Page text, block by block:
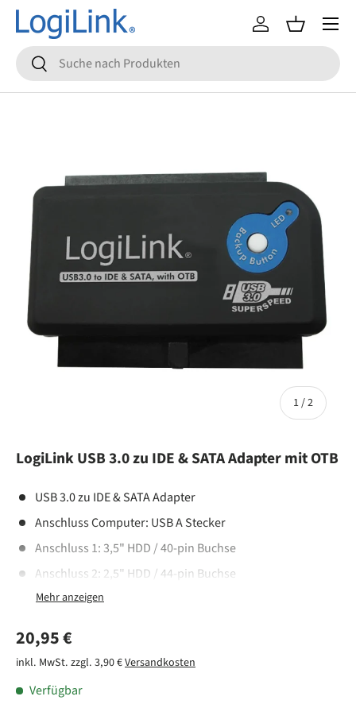
Direkt zum Inhalt
Suchen
Suchen
Einloggen
Menü
1/von
2
LogiLink USB 3.0 zu IDE & SATA Adapter mit OTB
USB 3.0 zu IDE & SATA Adapter
Anschluss Computer: USB A Stecker
Anschluss 1: 3,5" HDD / 40-pin Buchse
Anschluss 2: 2,5" HDD / 44-pin Buchse
Anschluss 3: SATA Buchse
One Touch Backup (OTB) Funktion
Normaler Preis
20,95 €
inkl. MwSt. zzgl. 3,90 €Versandkosten
Verfügbar